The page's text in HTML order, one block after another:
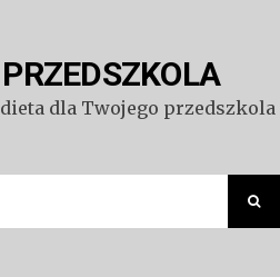
dla Twojego przedszkola